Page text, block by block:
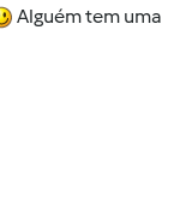
Alguém tem uma